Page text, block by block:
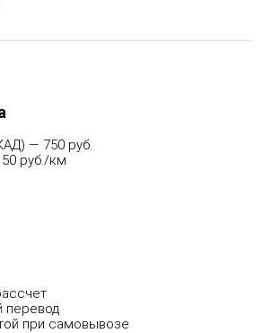
— 750 руб.
руб./км
перевод
при самовывозе